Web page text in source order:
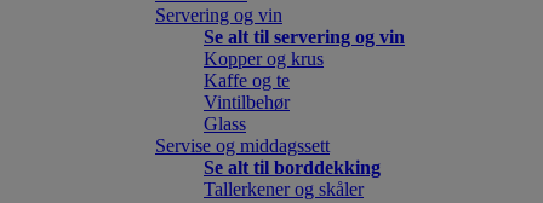
Servering og vin
Se alt til servering og vin
Kopper og krus
Kaffe og te
Vintilbehør
Glass
Servise og middagssett
Se alt til borddekking
Tallerkener og skåler